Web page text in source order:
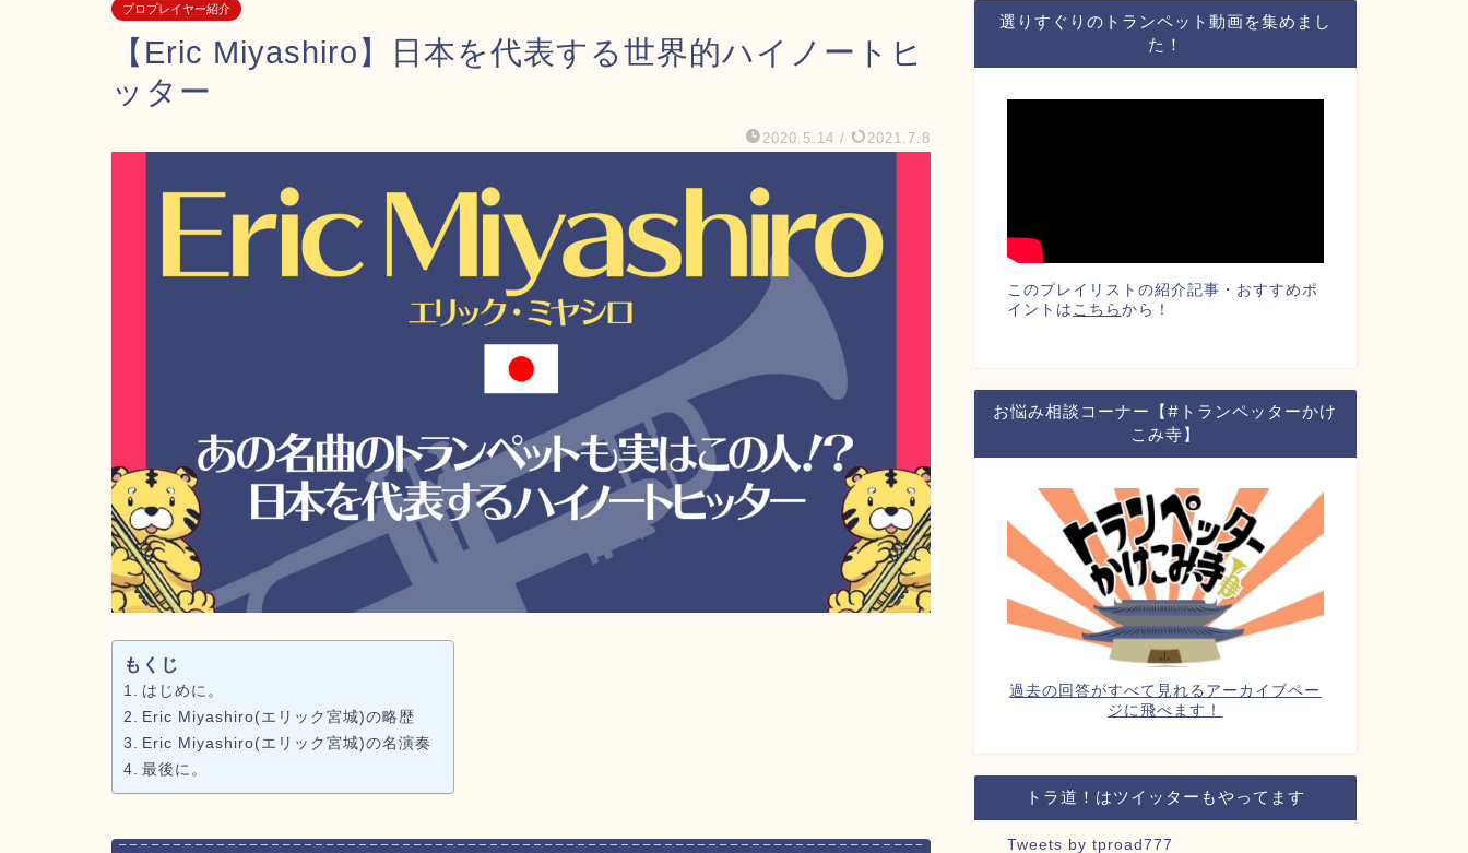
プロプレイヤー紹介
【Eric Miyashiro】日本を代表する世界的ハイノートヒ
ッター
2020.5.14 / 2021.7.8
もくじ
はじめに。
Eric Miyashiro(エリック宮城)の略歴
Eric Miyashiro(エリック宮城)の名演奏
最後に。
選りすぐりのトランペット動画を集めまし
た！
このプレイリストの紹介記事・おすすめポ
イントは こちら から！
お悩み相談コーナー【#トランペッターかけ
こみ寺】
過去の回答がすべて見れるアーカイブペー
ジに飛べます！
トラ道！はツイッターもやってます
Tweets by tproad777